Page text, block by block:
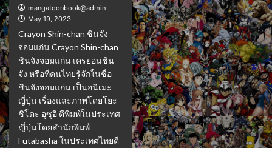
mangatoonbook@admin
May 19, 2023
Crayon Shin-chan ชินจัง
จอมแก่น Crayon Shin-chan
ชินจังจอมแก่น เครยอนชิน
จัง หรือที่คนไทยรู้จักในชื่อ
ชินจังจอมแก่น เป็นอนิเมะ
ญี่ปุ่น เรื่องและภาพโดยโยะ
ชิโตะ อุซุอิ ตีพิมพ์ในประเทศ
ญี่ปุ่นโดยสำนักพิมพ์
Futabasha ในประเทศไทยตี